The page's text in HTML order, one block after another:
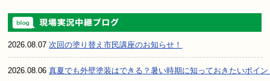
2026.08.07次回の塗り替え市民講座のお知らせ！
2026.08.06真夏でも外壁塗装はできる？暑い時期に知っておきたいポイン